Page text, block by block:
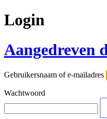
Login
Aangedreven
Gebruikersnaam of e-mailadres
Wachtwoord